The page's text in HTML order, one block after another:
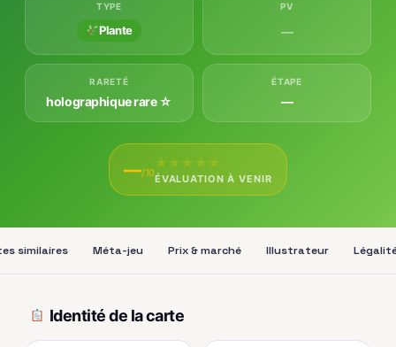
TYPE
Plante
PV
—
RARETÉ
holographique rare ☆
ÉTAPE
—
—/10
★ ★ ★ ★ ★
ÉVALUATION À VENIR
similaires Méta-jeu Prix & marché Illustrateur
Identité de la carte